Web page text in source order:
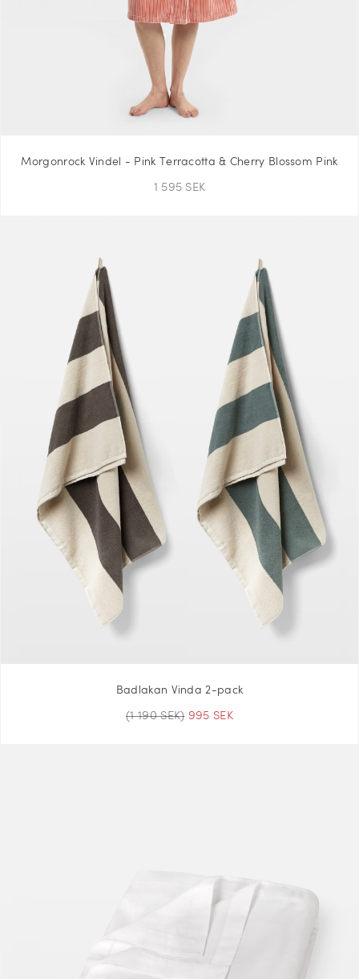
Morgonrock Vindel - Pink Terracotta & Cherry Blossom Pink
1 595 SEK
Badlakan Vinda 2-pack
(1 190 SEK) 995 SEK